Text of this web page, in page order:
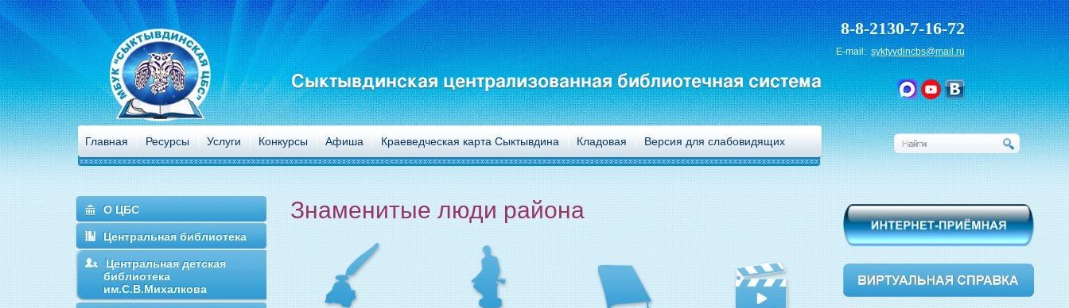
Сыктывдинская централизованная библиотечная система
8-8-2130-7-16-72
E-mail:syktyvdincbs@mail.ru
Главная Ресурсы Услуги Конкурсы Афиша Краеведческая карта Сыктывдина Кладовая Версия для слабовидящих
О ЦБС
Центральная библиотека
Центральная детская
библиотека
им.С.В.Михалкова
Знаменитые люди района